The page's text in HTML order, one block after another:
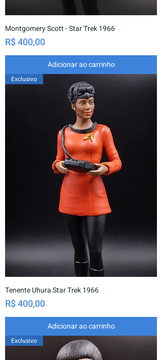
Montgomery Scott - Star Trek 1966
Preço
R$ 400,00
Adicionar ao carrinho
Exclusivo
Tenente Uhura Star Trek 1966
Preço
R$ 400,00
Adicionar ao carrinho
Exclusivo